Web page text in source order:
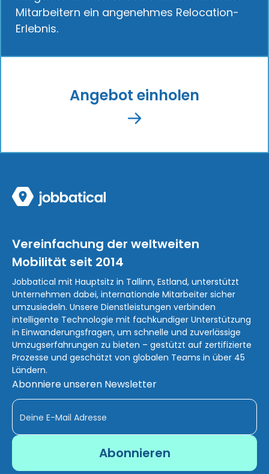
Mitarbeitern ein angenehmes Relocation-
Erlebnis.
Angebot einholen
Vereinfachung der weltweiten
Mobilität seit 2014
Jobbatical mit Hauptsitz in Tallinn, Estland, unterstützt
Unternehmen dabei, internationale Mitarbeiter sicher
umzusiedeln. Unsere Dienstleistungen verbinden
intelligente Technologie mit fachkundiger Unterstützung
in Einwanderungsfragen, um schnelle und zuverlässige
Umzugserfahrungen zu bieten – gestützt auf zertifizierte
Prozesse und geschätzt von globalen Teams in über 45
Ländern.
Abonniere unseren Newsletter